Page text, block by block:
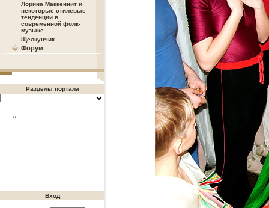
Лорина Маккеннит и
некоторые стилевые
тенденции в
современной фолк-
музыке
Щелкунчик
Форум
Разделы портала
**
Вход